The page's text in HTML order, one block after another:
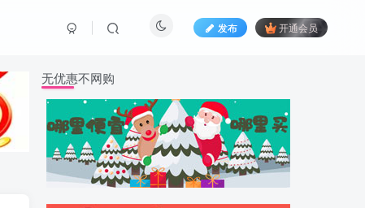
发布 开通会员
无优惠不网购